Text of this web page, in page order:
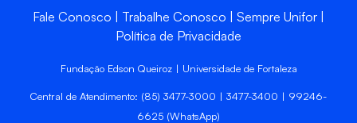
Fale Conosco Trabalhe Conosco
Sempre Unifor
Política de Privacidade
Fundação Edson Queiroz | Universidade de Fortaleza
Central de Atendimento: (85) 3477-3000 | 3477-3400 | 99246-
6625 (WhatsApp)